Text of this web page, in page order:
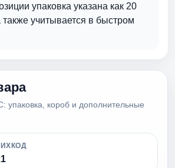
упаковка указана как 20
также учитывается в быстром
упаковка, короб и дополнительные